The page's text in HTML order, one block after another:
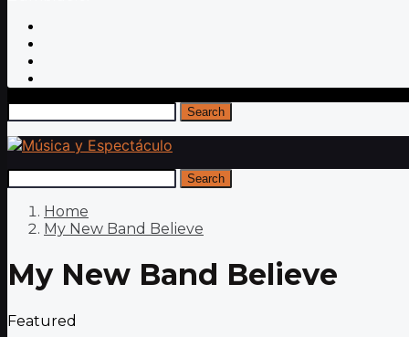
Search
Search
Home
My New Band Believe
My New Band Believe
Featured